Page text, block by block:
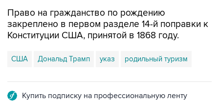
Конституции США, принятой в 1868 году.
США Дональд Трамп указ родильный туризм
Подписаться на рассылку главных новостей сайта